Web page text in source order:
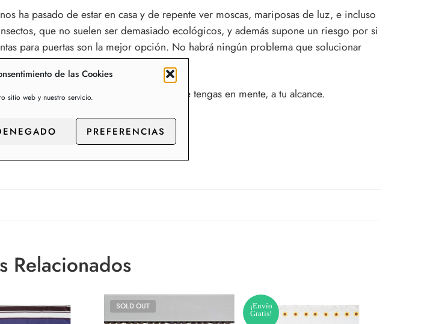
de las Cookies
sitio web y nuestro servicio.
PREFERENCIAS
ha pasado de estar en casa y de repente ver moscas, mariposas de luz, e incluso
que no suelen ser demasiado ecológicos, y además supone un riesgo por si
para puertasson la mejor opción. No habrá ningún problema que solucionar
espiral, de plástico o aluminio… lo que tengas en mente, a tu alcance.
Relacionados
SOLD OUT
¡Envío
Gratis!